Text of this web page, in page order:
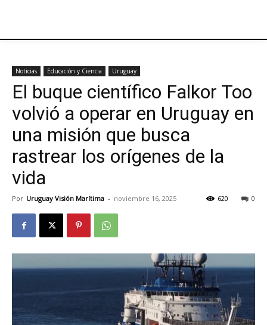
Noticias Educación y Ciencia Uruguay
El buque científico Falkor Too
volvió a operar en Uruguay en
una misión que busca
rastrear los orígenes de la
vida
Por Uruguay Visión Marítima - noviembre 16, 2025 0
620